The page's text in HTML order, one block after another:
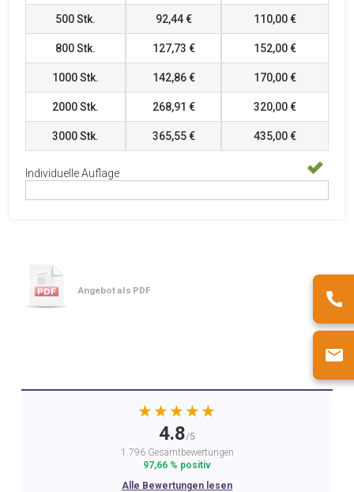
500Stk. 92,44 € 110,00 €
800Stk. 127,73 € 152,00 €
1000Stk. 142,86 € 170,00 €
2000Stk. 268,91 € 320,00 €
3000Stk. 365,55 € 435,00 €
Individuelle Auflage
Angebot als PDF
★★★★★
4.8/5
1.796 Gesamtbewertungen
97,66 % positiv
Alle Bewertungen lesen